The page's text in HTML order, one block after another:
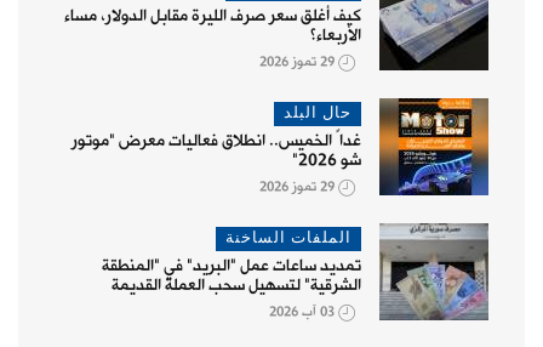
كيف أغلق سعر صرف الليرة مقابل الدولار، مساء
الأربعاء؟
29 تموز 2026
حال البلد
غداً الخميس.. انطلاق فعاليات معرض "موتور
شو 2026"
29 تموز 2026
الملفات الساخنة
تمديد ساعات عمل "البريد" في "المنطقة
الشرقية" لتسهيل سحب العملة القديمة
03 آب 2026